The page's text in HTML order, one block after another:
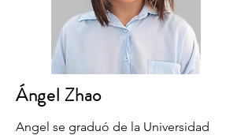
Ángel Zhao
Angel se graduó de la Universidad